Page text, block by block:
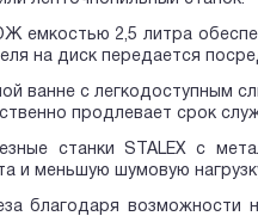
емкостью 2,5 литра
на диск передается
ванне с легкодоступным
продлевает срок
станки STALEX с
и меньшую шумовую
благодаря возможности